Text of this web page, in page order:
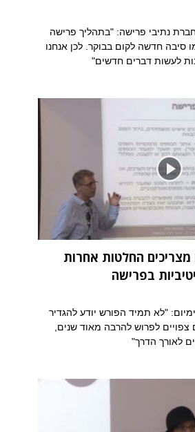
נתיבי פרישה: "בתהליך פרישה
סיבה חדשה לקום בבוקר. לכן אנחנו
לעשות דברים חדשים"
החלטות אחרות
בפרישה
"לא תמיד הפורש יודע להגדיר
לפרוש להרבה מאוד שנים,
לאורך הדרך"